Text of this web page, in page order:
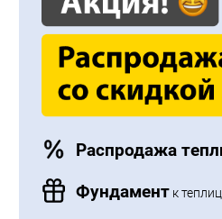
Распродажа
Фундамент к